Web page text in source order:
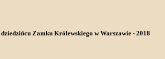
Zamku Królewskiego w Warszawie - 2018